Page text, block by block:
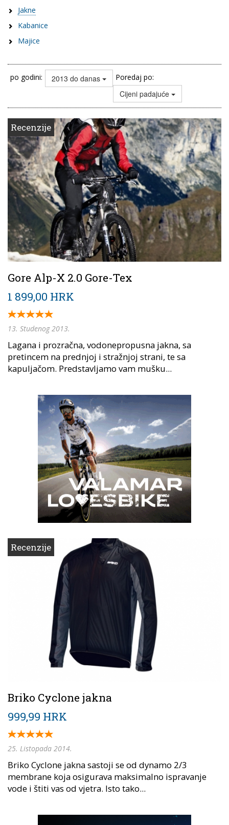
Jakne
Kabanice
Majice
po godini: 2013 do danas Poredaj po:
Cijeni padajuće
Recenzije
Gore Alp-X 2.0 Gore-Tex
1 899,00 HRK
13. Studenog 2013.
Lagana i prozračna, vodonepropusna jakna, sa
pretincem na prednjoj i stražnjoj strani, te sa
kapuljačom. Predstavljamo vam mušku...
Recenzije
Briko Cyclone jakna
999,99 HRK
25. Listopada 2014.
Briko Cyclone jakna sastoji se od dynamo 2/3
membrane koja osigurava maksimalno ispravanje
vode i štiti vas od vjetra. Isto tako...